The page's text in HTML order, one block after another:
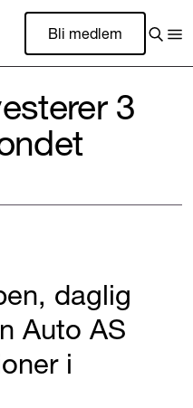
Bli medlem
3
daglig
Auto AS
i